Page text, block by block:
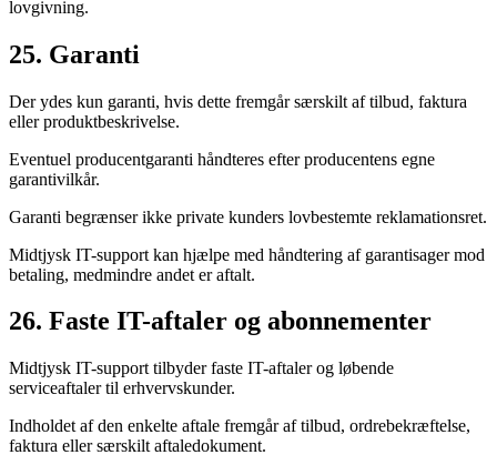
lovgivning.
25. Garanti
Der ydes kun garanti, hvis dette fremgår særskilt af tilbud, faktura
eller produktbeskrivelse.
Eventuel producentgaranti håndteres efter producentens egne
garantivilkår.
Garanti begrænser ikke private kunders lovbestemte reklamationsret.
Midtjysk IT-support kan hjælpe med håndtering af garantisager mod
betaling, medmindre andet er aftalt.
26. Faste IT-aftaler og abonnementer
Midtjysk IT-support tilbyder faste IT-aftaler og løbende
serviceaftaler til erhvervskunder.
Indholdet af den enkelte aftale fremgår af tilbud, ordrebekræftelse,
faktura eller særskilt aftaledokument.